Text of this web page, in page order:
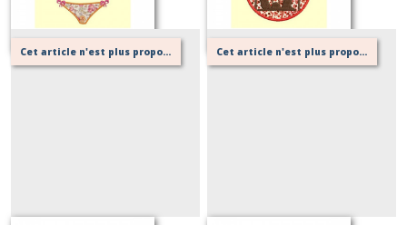
Cet article n'est plus proposé, retournez au menu principal ou contactez moi! Cet article n'est plus proposé, retournez au menu principal ou contactez moi!